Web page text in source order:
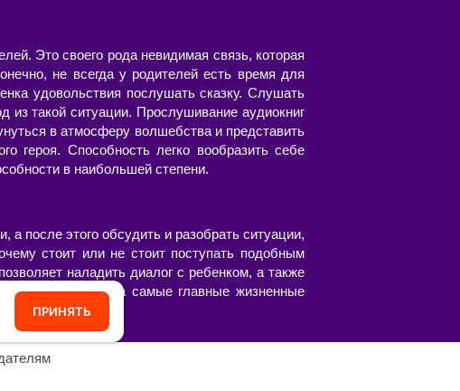
Это своего рода невидимая связь, которая
не всегда у родителей есть время для
удовольствия послушать сказку. Слушать
такой ситуации. Прослушивание аудиокниг
в атмосферу волшебства и представить
героя. Способность легко вообразить себе
в наибольшей степени.
после этого обсудить и разобрать ситуации,
стоит или не стоит поступать подобным
наладить диалог с ребенком, а также
форме, указать на самые главные жизненные
ПРИНЯТЬ